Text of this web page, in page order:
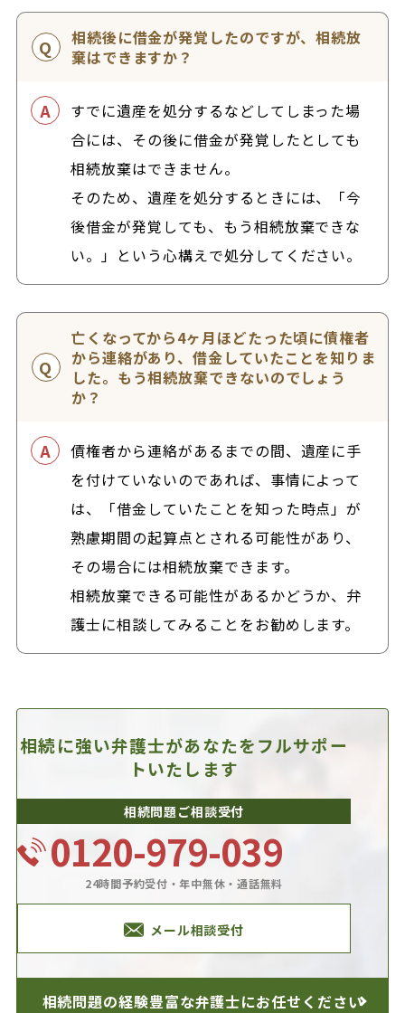
相続後に借金が発覚したのですが、相続放
棄はできますか？
すでに遺産を処分するなどしてしまった場
合には、その後に借金が発覚したとしても
相続放棄はできません。
そのため、遺産を処分するときには、「今
後借金が発覚しても、もう相続放棄できな
い。」という心構えで処分してください。
亡くなってから4ヶ月ほどたった頃に債権者
から連絡があり、借金していたことを知りま
した。もう相続放棄できないのでしょう
か？
債権者から連絡があるまでの間、遺産に手
を付けていないのであれば、事情によって
は、「借金していたことを知った時点」が
熟慮期間の起算点とされる可能性があり、
その場合には相続放棄できます。
相続放棄できる可能性があるかどうか、弁
護士に相談してみることをお勧めします。
相続に強い弁護士があなたをフルサポー
トいたします
相続問題ご相談受付
0120-979-039
24時間予約受付・年中無休・通話無料
メール相談受付
相続問題の経験豊富な弁護士にお任せください